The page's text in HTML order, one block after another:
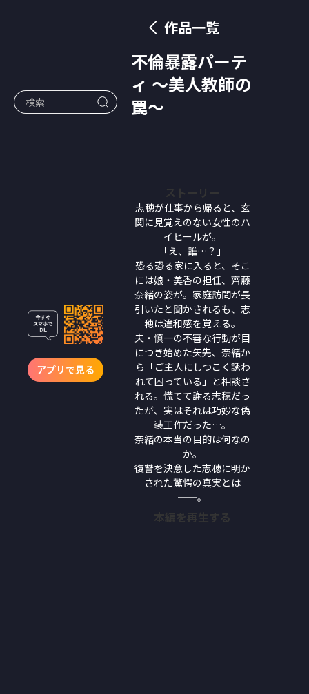
アプリで見る
作品一覧
不倫暴露パーテ
ィ 〜美人教師の
罠〜
ストーリー
志穂が仕事から帰ると、玄
関に見覚えのない女性のハ
イヒールが。
「え、誰…？」
恐る恐る家に入ると、そこ
には娘・美香の担任、齊藤
奈緒の姿が。家庭訪問が長
引いたと聞かされるも、志
穂は違和感を覚える。
夫・慎一の不審な行動が目
につき始めた矢先、奈緒か
ら「ご主人にしつこく誘わ
れて困っている」と相談さ
れる。慌てて謝る志穂だっ
たが、実はそれは巧妙な偽
装工作だった…。
奈緒の本当の目的は何なの
か。
復讐を決意した志穂に明か
された驚愕の真実とは
──。
本編を再生する